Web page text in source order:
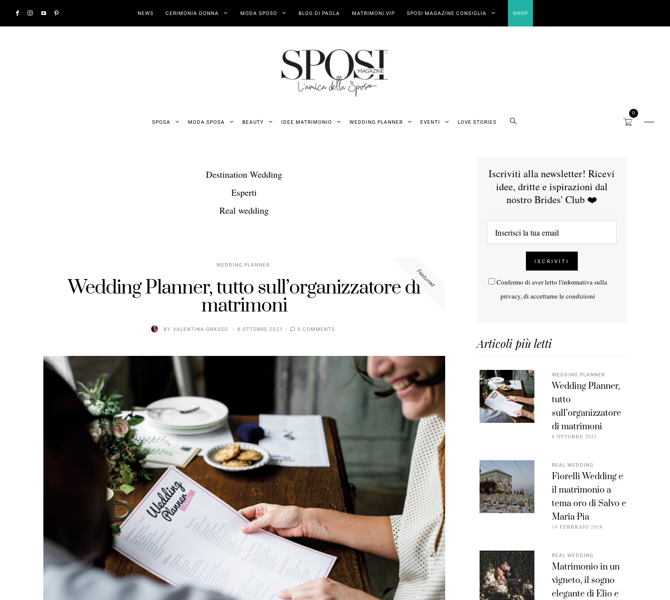
NEWS CERIMONIA DONNA MODA SPOSO BLOG DI PAOLA MATRIMONI VIP SPOSI MAGAZINE CONSIGLIA SHOP
SPOSA MODA SPOSA BEAUTY IDEE MATRIMONIO WEDDING PLANNER EVENTI LOVE STORIES
0
Destination Wedding
Esperti
Real wedding
Featured
WEDDING PLANNER
Wedding Planner, tutto sull’organizzatore di
matrimoni
BYVALENTINA GRASSO 8 OTTOBRE 2021 0 COMMENTS
Iscriviti alla newsletter! Ricevi
idee, dritte e ispirazioni dal
nostro Brides' Club ❤️
Confermo di aver letto l'informativa sulla
privacy, di accettarne le condizioni
Articoli più letti
WEDDING PLANNER
Wedding Planner,
tutto
sull’organizzatore
di matrimoni
8 OTTOBRE 2021
REAL WEDDING
Fiorelli Wedding e
il matrimonio a
tema oro di Salvo e
Maria Pia
14 FEBBRAIO 2018
REAL WEDDING
Matrimonio in un
vigneto, il sogno
elegante di Elio e